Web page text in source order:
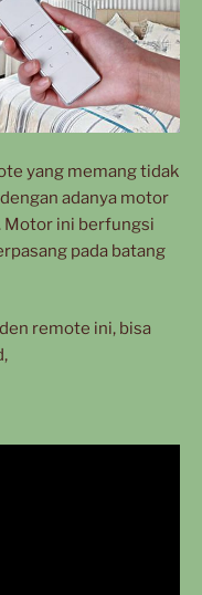
yang memang tidak
adanya motor
Motor ini berfungsi
pada batang
remote ini, bisa